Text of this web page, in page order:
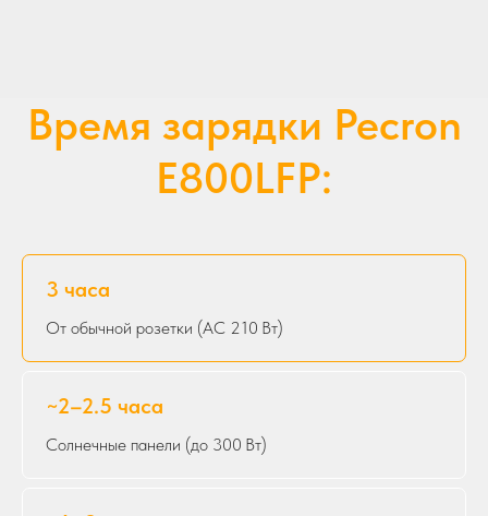
Время зарядки Pecron
E800LFP:
3 часа
От обычной розетки (AC 210 Вт)
~2–2.5 часа
Солнечные панели (до 300 Вт)